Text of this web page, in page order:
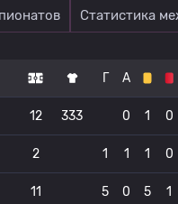
Статистика
Г А
12 333 0 1 0
2 1 1 1 0
11 5 0 5 1